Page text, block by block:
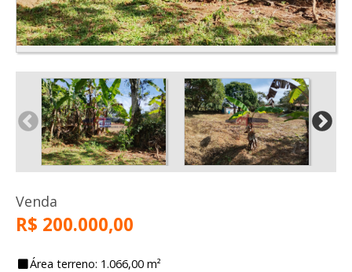
Venda
R$ 200.000,00
Área terreno: 1.066,00 m²